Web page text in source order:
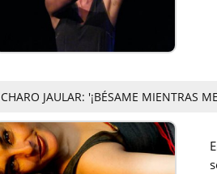
CHARO JAULAR: '¡BÉSAME MIENTRAS